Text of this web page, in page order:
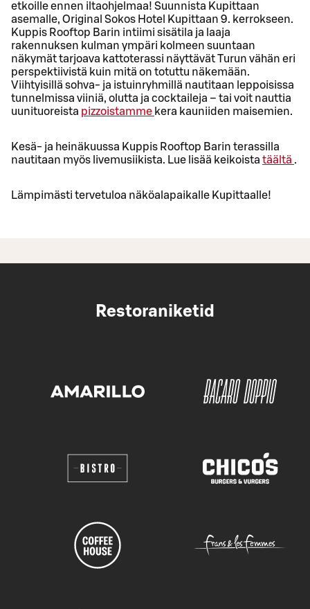
etkoille ennen iltaohjelmaa! Suunnista Kupittaan
asemalle, Original Sokos Hotel Kupittaan 9. kerrokseen.
Kuppis Rooftop Barin intiimi sisätila ja laaja
rakennuksen kulman ympäri kolmeen suuntaan
näkymät tarjoava kattoterassi näyttävät Turun vähän eri
perspektiivistä kuin mitä on totuttu näkemään.
Viihtyisillä sohva- ja istuinryhmillä nautitaan leppoisissa
tunnelmissa viiniä, olutta ja cocktaileja – tai voit nauttia
uunituoreista pizzoistamme kera kauniiden maisemien.
Kesä- ja heinäkuussa Kuppis Rooftop Barin terassilla
nautitaan myös livemusiikista. Lue lisää keikoista täältä .
Lämpimästi tervetuloa näköalapaikalle Kupittaalle!
Restoraniketid